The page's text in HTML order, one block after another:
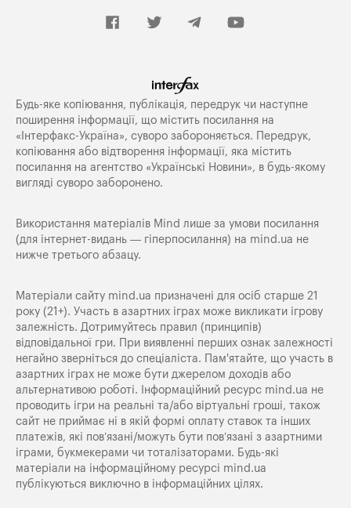
Будь-яке копiювання, публiкацiя, передрук чи наступне
поширення iнформацiї, що мiстить посилання на
«Iнтерфакс-Україна», суворо забороняється. Передрук,
копіювання або відтворення інформації, яка містить
посилання на агентство «Українські Новини», в будь-якому
вигляді суворо заборонено.
Використання матеріалів Mind лише за умови посилання
(для інтернет-видань — гіперпосилання) на mind.ua не
нижче третього абзацу.
Матеріали сайту mind.ua призначені для осіб старше 21
року (21+). Участь в азартних іграх може викликати ігрову
залежність. Дотримуйтесь правил (принципів)
відповідальної гри. При виявленні перших ознак залежності
негайно зверніться до спеціаліста. Пам'ятайте, що участь в
азартних іграх не може бути джерелом доходів або
альтернативою роботі. Інформаційний ресурс mind.ua не
проводить ігри на реальні та/або віртуальні гроші, також
сайт не приймає ні в якій формі оплату ставок та інших
платежів, які пов’язані/можуть бути пов’язані з азартними
іграми, букмекерами чи тоталізаторами. Будь-які
матеріали на інформаційному ресурсі mind.ua
публікуються виключно в інформаційних цілях.